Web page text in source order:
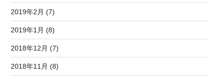
2019年2月 (7)
2019年1月 (8)
2018年12月 (7)
2018年11月 (8)